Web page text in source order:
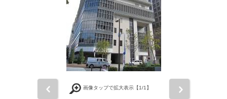
画像タップで拡大表示【1/1】